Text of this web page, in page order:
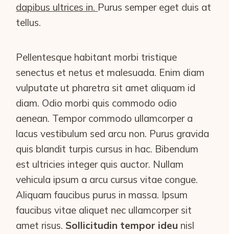
dapibus ultrices in. Purus semper eget duis at
tellus.
Pellentesque habitant morbi tristique
senectus et netus et malesuada. Enim diam
vulputate ut pharetra sit amet aliquam id
diam. Odio morbi quis commodo odio
aenean. Tempor commodo ullamcorper a
lacus vestibulum sed arcu non. Purus gravida
quis blandit turpis cursus in hac. Bibendum
est ultricies integer quis auctor. Nullam
vehicula ipsum a arcu cursus vitae congue.
Aliquam faucibus purus in massa. Ipsum
faucibus vitae aliquet nec ullamcorper sit
amet risus. Sollicitudin tempor ideu nisl